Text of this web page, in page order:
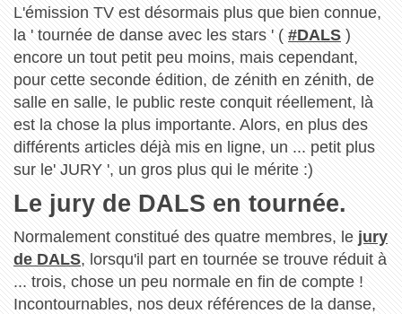
L'émission TV est désormais plus que bien connue,
la ' tournée de danse avec les stars ' ( #DALS)
encore un tout petit peu moins, mais cependant,
pour cette seconde édition, de zénith en zénith, de
salle en salle, le public reste conquit réellement, là
est la chose la plus importante. Alors, en plus des
différents articles déjà mis en ligne, un ... petit plus
sur le' JURY ', un gros plus qui le mérite :)
Le jury de DALS en tournée.
Normalement constitué des quatre membres, le jury
de DALS, lorsqu'il part en tournée se trouve réduit à
... trois, chose un peu normale en fin de compte !
Incontournables, nos deux références de la danse,